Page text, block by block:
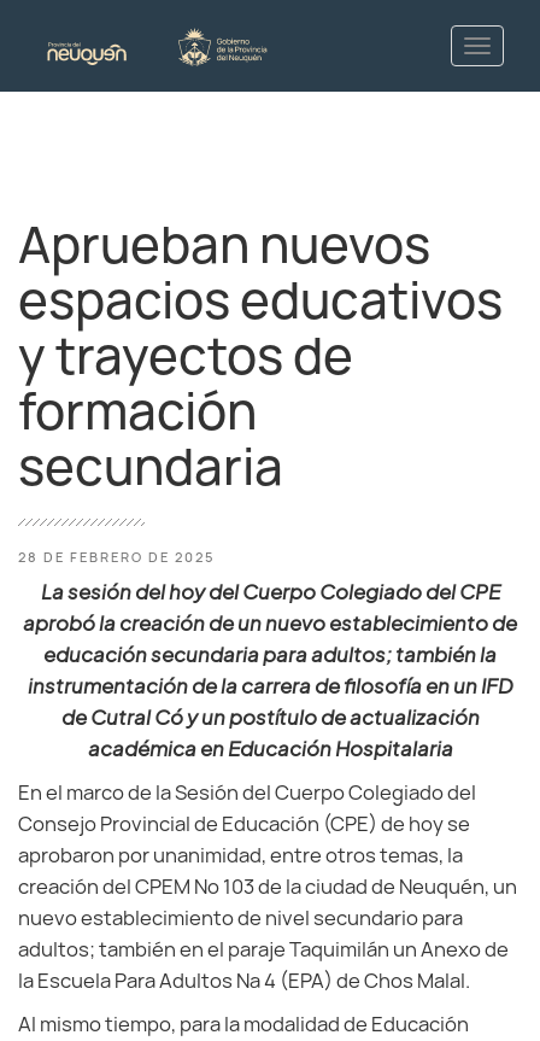
Aprueban nuevos
espacios educativos
y trayectos de
formación
secundaria
28 DE FEBRERO DE 2025
La sesión del hoy del Cuerpo Colegiado del CPE
aprobó la creación de un nuevo establecimiento de
educación secundaria para adultos; también la
instrumentación de la carrera de filosofía en un IFD
de Cutral Có y un postítulo de actualización
académica en Educación Hospitalaria
En el marco de la Sesión del Cuerpo Colegiado del
Consejo Provincial de Educación (CPE) de hoy se
aprobaron por unanimidad, entre otros temas, la
creación del CPEM Nº 103 de la ciudad de Neuquén, un
nuevo establecimiento de nivel secundario para
adultos; también en el paraje Taquimilán un Anexo de
la Escuela Para Adultos Nª 4 (EPA) de Chos Malal.
Al mismo tiempo, para la modalidad de Educación